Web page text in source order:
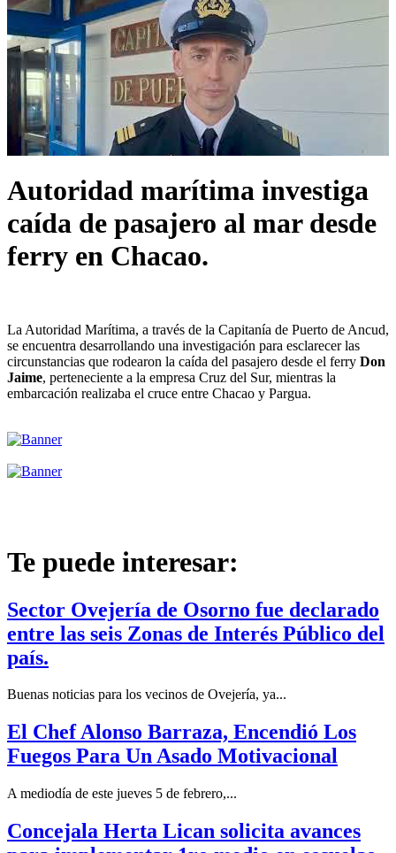
Autoridad marítima investiga
caída de pasajero al mar desde
ferry en Chacao.
La Autoridad Marítima, a través de la Capitanía de Puerto de Ancud,
se encuentra desarrollando una investigación para esclarecer las
circunstancias que rodearon la caída del pasajero desde el ferry Don
Jaime, perteneciente a la empresa Cruz del Sur, mientras la
embarcación realizaba el cruce entre Chacao y Pargua.
Te puede interesar:
Sector Ovejería de Osorno fue declarado
entre las seis Zonas de Interés Público del
país.
Buenas noticias para los vecinos de Ovejería, ya...
El Chef Alonso Barraza, Encendió Los
Fuegos Para Un Asado Motivacional
A mediodía de este jueves 5 de febrero,...
Concejala Herta Lican solicita avances